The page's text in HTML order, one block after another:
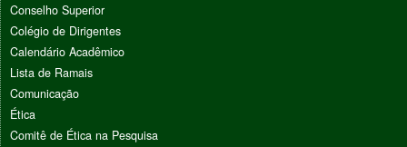
Conselho Superior
Colégio de Dirigentes
Calendário Acadêmico
Lista de Ramais
Comunicação
Ética
Comitê de Ética na Pesquisa